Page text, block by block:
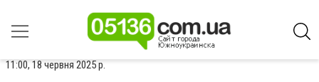
11:00, 18 червня 2025 р.